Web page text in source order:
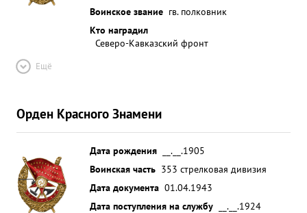
Воинское звание гв. полковник
Кто наградил
Северо-Кавказский фронт
Ещё
Орден Красного Знамени
Дата рождения
__.__.1905
Воинская часть 353 стрелковая дивизия
Дата документа 01.04.1943
Дата поступления на службу
__.__.1924